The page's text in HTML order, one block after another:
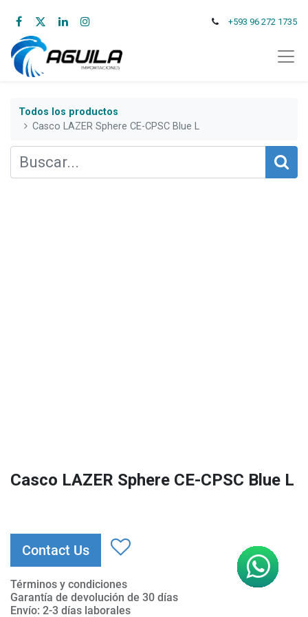
+593 96 272 1735
Todos los productos
Casco LAZER Sphere CE-CPSC Blue L
Casco LAZER Sphere CE-CPSC Blue L
Contact Us
Términos y condiciones
Garantía de devolución de 30 días
Envío: 2-3 días laborales